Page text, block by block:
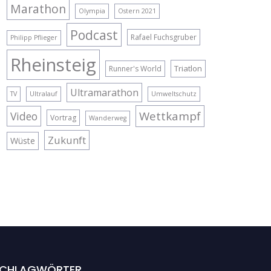
Marathon Olympia Ostern 2021
Philipp Pflieger Podcast Rafael Fuchsgruber
Rheinsteig Runner's World Triatlon
TV Ultralauf Ultramarathon Umweltschutz
Video Vortrag Wanderweg Wettkampf
Wüste Zukunft